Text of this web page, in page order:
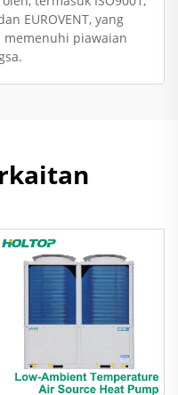
EUROVENT, yang
memenuhi piawaian